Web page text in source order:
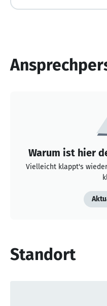
Warum ist hier
Vielleicht klappt's
Standort